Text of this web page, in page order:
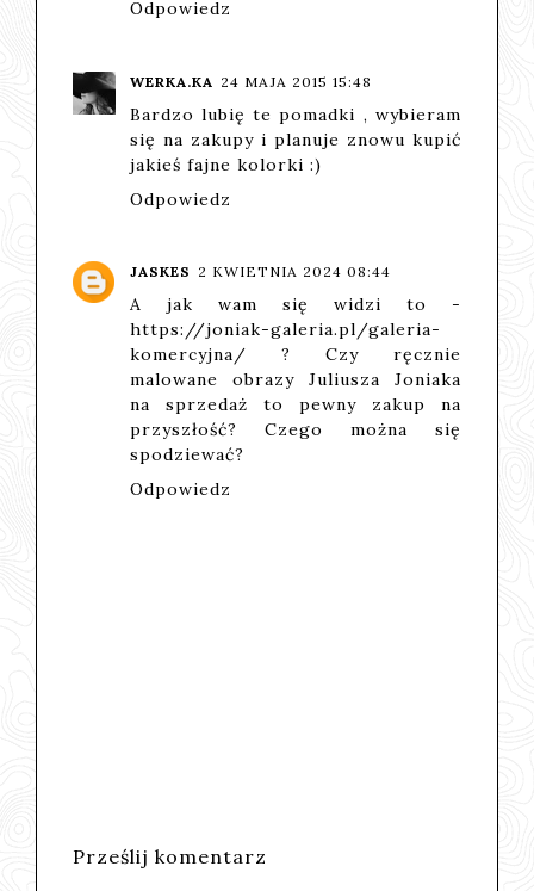
Odpowiedz
WERKA.KA 24 MAJA 2015 15:48
Bardzo lubię te pomadki , wybieram
się na zakupy i planuje znowu kupić
jakieś fajne kolorki :)
Odpowiedz
JASKES 2 KWIETNIA 2024 08:44
A jak wam się widzi to -
https://joniak-galeria.pl/galeria-
komercyjna/ ? Czy ręcznie
malowane obrazy Juliusza Joniaka
na sprzedaż to pewny zakup na
przyszłość? Czego można się
spodziewać?
Odpowiedz
Prześlij komentarz